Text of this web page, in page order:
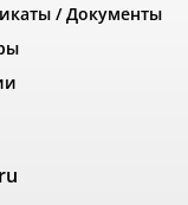
/ Документы